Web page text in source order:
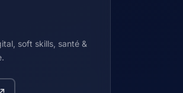
soft skills, santé &